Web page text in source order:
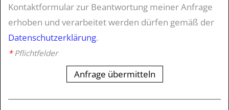
Kontaktformular zur Beantwortung meiner Anfrage
erhoben und verarbeitet werden dürfen gemäß der
Datenschutzerklärung.
*Pflichtfelder
Anfrage übermitteln